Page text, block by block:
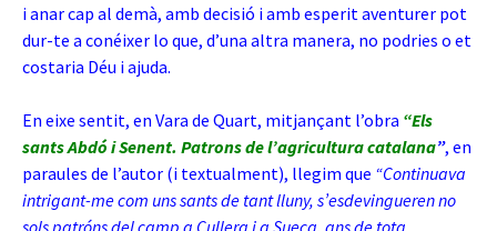
i anar cap al demà, amb decisió i amb esperit aventurer pot
dur-te a conéixer lo que, d’una altra manera, no podries o et
costaria Déu i ajuda.
En eixe sentit, en Vara de Quart, mitjançant l’obra “Els
sants Abdó i Senent. Patrons de l’agricultura catalana”, en
paraules de l’autor (i textualment), llegim que “Continuava
intrigant-me com uns sants de tant lluny, s’esdevingueren no